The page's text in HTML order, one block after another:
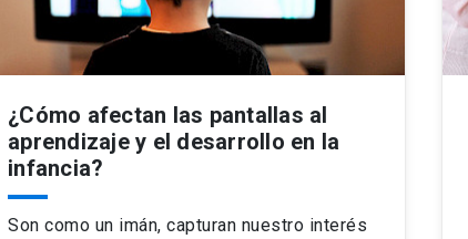
¿Cómo afectan las pantallas al
aprendizaje y el desarrollo en la
infancia?
Son como un imán, capturan nuestro interés